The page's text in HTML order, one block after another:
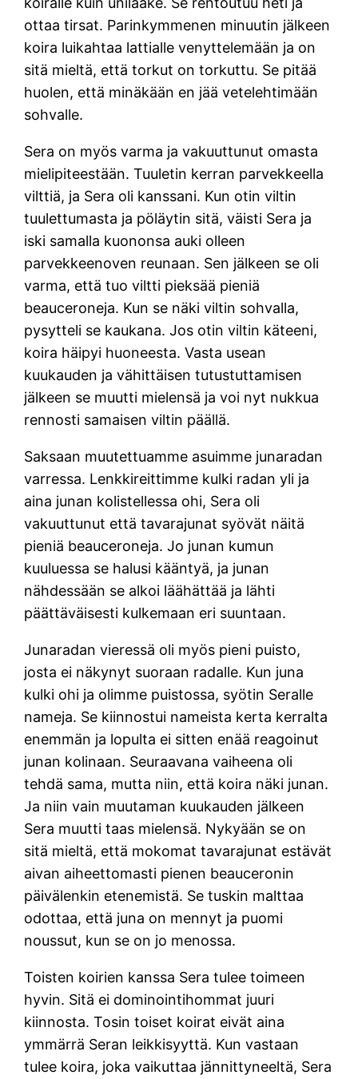
ottaa tirsat. Parinkymmenen minuutin jälkeen
koira luikahtaa lattialle venyttelemään ja on
sitä mieltä, että torkut on torkuttu. Se pitää
huolen, että minäkään en jää vetelehtimään
sohvalle.
Sera on myös varma ja vakuuttunut omasta
mielipiteestään. Tuuletin kerran parvekkeella
vilttiä, ja Sera oli kanssani. Kun otin viltin
tuulettumasta ja pöläytin sitä, väisti Sera ja
iski samalla kuononsa auki olleen
parvekkeenoven reunaan. Sen jälkeen se oli
varma, että tuo viltti pieksää pieniä
beauceroneja. Kun se näki viltin sohvalla,
pysytteli se kaukana. Jos otin viltin käteeni,
koira häipyi huoneesta. Vasta usean
kuukauden ja vähittäisen tutustuttamisen
jälkeen se muutti mielensä ja voi nyt nukkua
rennosti samaisen viltin päällä.
Saksaan muutettuamme asuimme junaradan
varressa. Lenkkireittimme kulki radan yli ja
aina junan kolistellessa ohi, Sera oli
vakuuttunut että tavarajunat syövät näitä
pieniä beauceroneja. Jo junan kumun
kuuluessa se halusi kääntyä, ja junan
nähdessään se alkoi läähättää ja lähti
päättäväisesti kulkemaan eri suuntaan.
Junaradan vieressä oli myös pieni puisto,
josta ei näkynyt suoraan radalle. Kun juna
kulki ohi ja olimme puistossa, syötin Seralle
nameja. Se kiinnostui nameista kerta kerralta
enemmän ja lopulta ei sitten enää reagoinut
junan kolinaan. Seuraavana vaiheena oli
tehdä sama, mutta niin, että koira näki junan.
Ja niin vain muutaman kuukauden jälkeen
Sera muutti taas mielensä. Nykyään se on
sitä mieltä, että mokomat tavarajunat estävät
aivan aiheettomasti pienen beauceronin
päivälenkin etenemistä. Se tuskin malttaa
odottaa, että juna on mennyt ja puomi
noussut, kun se on jo menossa.
Toisten koirien kanssa Sera tulee toimeen
hyvin. Sitä ei dominointihommat juuri
kiinnosta. Tosin toiset koirat eivät aina
ymmärrä Seran leikkisyyttä. Kun vastaan
tulee koira, joka vaikuttaa jännittyneeltä, Sera